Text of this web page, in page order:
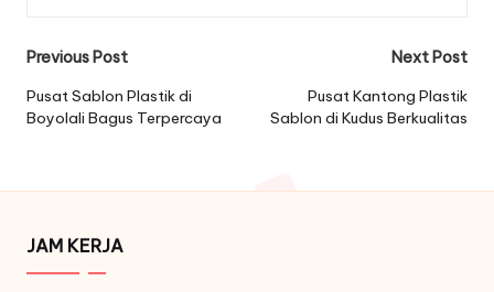
Post
navigation
Previous Post
Pusat Sablon Plastik di
Boyolali Bagus Terpercaya
Next Post
Pusat Kantong Plastik
Sablon di Kudus Berkualitas
JAM KERJA